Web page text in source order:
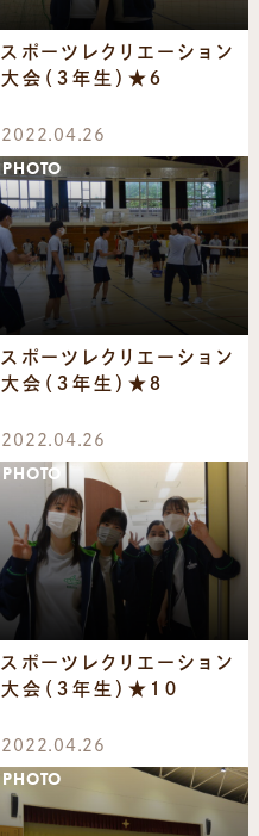
スポーツレクリエーション
大会（３年生）★６
2022.04.26
PHOTO
スポーツレクリエーション
大会（３年生）★８
2022.04.26
PHOTO
スポーツレクリエーション
大会（３年生）★１０
2022.04.26
PHOTO